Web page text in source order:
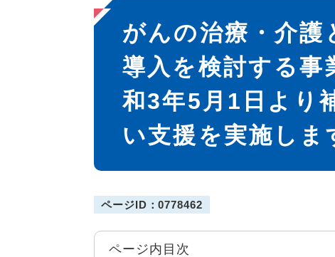
本
文
がんの治療・介護
導入を検討する事
和3年5月1日より
い支援を実施しま
ページID：0778462
ページ内目次